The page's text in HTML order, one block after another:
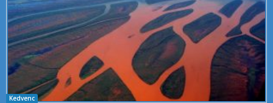
Kedvenc